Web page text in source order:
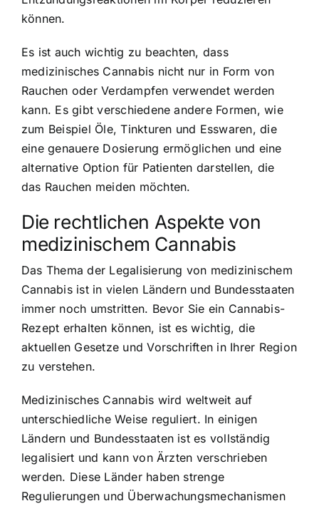
können.
Es ist auch wichtig zu beachten, dass
medizinisches Cannabis nicht nur in Form von
Rauchen oder Verdampfen verwendet werden
kann. Es gibt verschiedene andere Formen, wie
zum Beispiel Öle, Tinkturen und Esswaren, die
eine genauere Dosierung ermöglichen und eine
alternative Option für Patienten darstellen, die
das Rauchen meiden möchten.
Die rechtlichen Aspekte von
medizinischem Cannabis
Das Thema der Legalisierung von medizinischem
Cannabis ist in vielen Ländern und Bundesstaaten
immer noch umstritten. Bevor Sie ein Cannabis-
Rezept erhalten können, ist es wichtig, die
aktuellen Gesetze und Vorschriften in Ihrer Region
zu verstehen.
Medizinisches Cannabis wird weltweit auf
unterschiedliche Weise reguliert. In einigen
Ländern und Bundesstaaten ist es vollständig
legalisiert und kann von Ärzten verschrieben
werden. Diese Länder haben strenge
Regulierungen und Überwachungsmechanismen